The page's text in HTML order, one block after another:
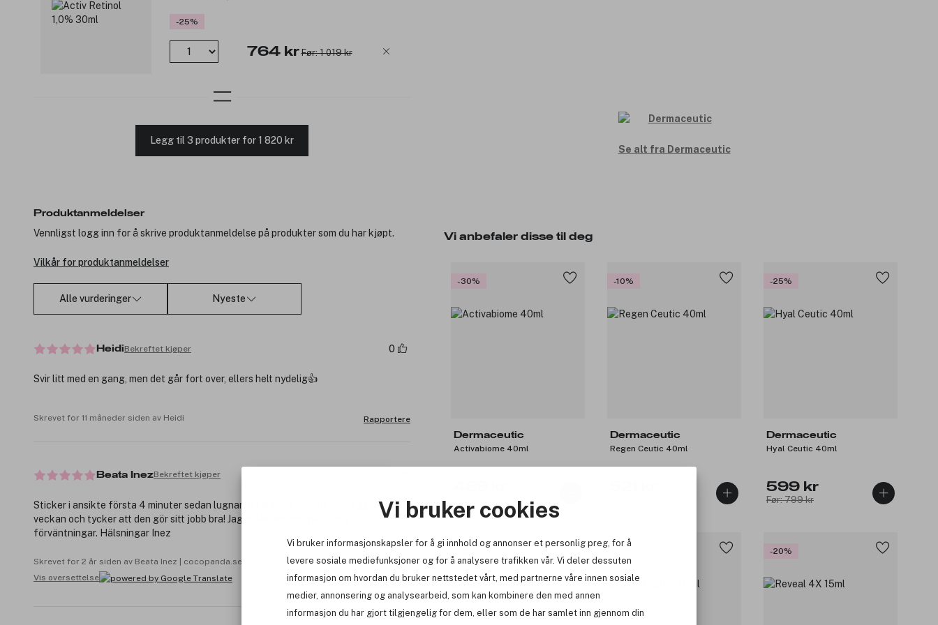
Vi bruker cookies
Vi bruker informasjonskapsler for å gi innhold og annonser et personlig preg, for å
levere sosiale mediefunksjoner og for å analysere trafikken vår. Vi deler dessuten
informasjon om hvordan du bruker nettstedet vårt, med partnerne våre innen sosiale
medier, annonsering og analysearbeid, som kan kombinere den med annen
informasjon du har gjort tilgjengelig for dem, eller som de har samlet inn gjennom din
-25%
764 kr Før: 1 019 kr
Legg til 3 produkter for 1 820 kr
Se alt fra Dermaceutic
Vi anbefaler disse til deg
-30%
Dermaceutic
Activabiome 40ml
-10%
Dermaceutic
Regen Ceutic 40ml
-25%
Dermaceutic
Hyal Ceutic 40ml
599 kr
Før: 799 kr
-20%
Produktanmeldelser
Vennligst logg inn for å skrive produktanmeldelse på produkter som du har kjøpt.
Vilkår for produktanmeldelser
Alle vurderinger Nyeste
HeidiBekreftet kjøper 0
Svir litt med en gang, men det går fort over, ellers helt nydelig👍
Skrevet for 11 måneder siden av Heidi Rapportere
Beata InezBekreftet kjøper
Sticker i ansikte första 4 minuter sedan lugnar ner sig, har använt den 3 ggr i
veckan och tycker att den gör sitt jobb bra! Jag gillar den och har stora
förväntningar. Hälsningar Inez
Skrevet for 2 år siden av Beata Inez | cocopanda.se
Vis oversettelse
Rapportere